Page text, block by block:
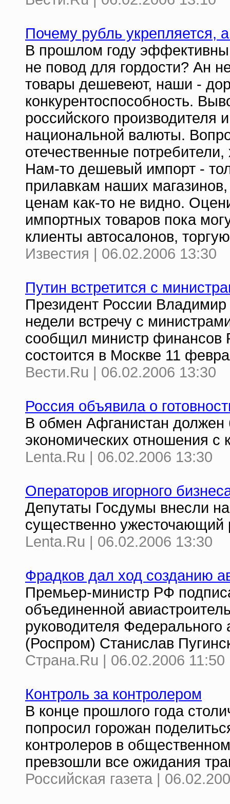
Почему рубль укрепляется,
В прошлом году
не повод для гордости? Ан
товары дешевеют, наши -
конкурентоспособность.
российского производителя
национальной валюты.
отечественные
Нам-то дешевый импорт -
прилавкам наших
ценам как-то не видно.
импортных товаров пока
клиенты автосалонов,
Известия | 06.02.2006 13:30
Путин встретится с
Президент России
недели встречу с
сообщил министр финансов
состоится в Москве 11
Вести.Ru | 06.02.2006 13:30
Россия объявила о
В обмен Афганистан должен
экономических отношения с
Lenta.Ru | 06.02.2006 13:30
Операторов игорного
Депутаты Госдумы внесли
существенно ужесточающий
Lenta.Ru | 06.02.2006 13:30
Фрадков дал ход созданию
Премьер-министр РФ
объединенной
руководителя
(Роспром) Станислав
Страна.Ru | 06.02.2006 11:50
Контроль за контролером
В конце прошлого года
попросил горожан
контролеров в
превзошли все ожидания
Российская газета |